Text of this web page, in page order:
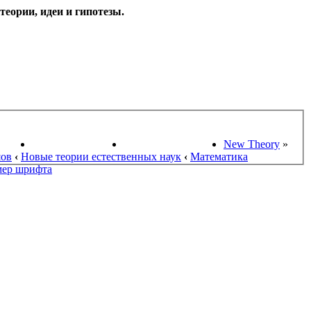
идеи и гипотезы.
ПОИСК ТЕОРИЙ СТАРЫЙ ПОРТАЛ New Theory »
‹ Новые теории естественных наук ‹ Математика
шрифта